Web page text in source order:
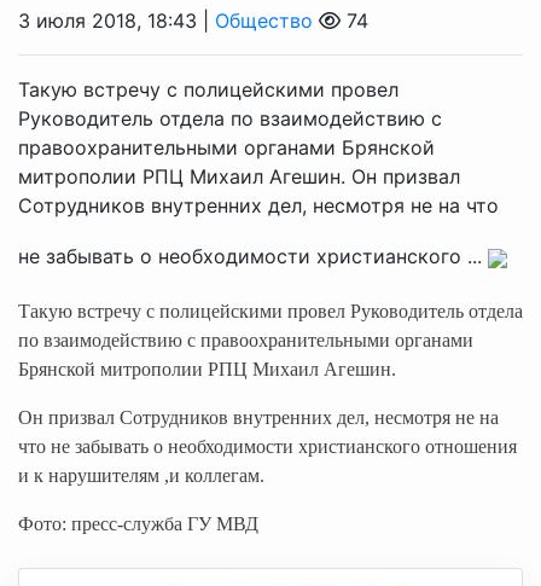
3 июля 2018, 18:43 | Общество 74
Такую встречу с полицейскими провел
Руководитель отдела по взаимодействию с
правоохранительными органами Брянской
митрополии РПЦ Михаил Агешин. Он призвал
Сотрудников внутренних дел, несмотря не на что
не забывать о необходимости христианского ...
Такую встречу с полицейскими провел Руководитель отдела
по взаимодействию с правоохранительными органами
Брянской митрополии РПЦ Михаил Агешин.
Он призвал Сотрудников внутренних дел, несмотря не на
что не забывать о необходимости христианского отношения
и к нарушителям ,и коллегам.
Фото: пресс-служба ГУ МВД